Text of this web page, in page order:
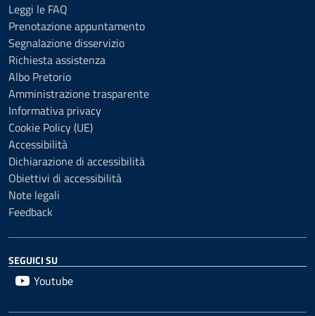
Leggi le FAQ
Prenotazione appuntamento
Segnalazione disservizio
Richiesta assistenza
Albo Pretorio
Amministrazione trasparente
Informativa privacy
Cookie Policy (UE)
Accessibilità
Dichiarazione di accessibilità
Obiettivi di accessibilità
Note legali
Feedback
SEGUICI SU
Youtube